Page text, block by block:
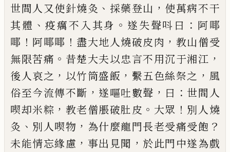
世間人又使針燒灸 、 採藥登山 ， 使萬病不干
其體 、疫癘不入其身 。 遂失聲呌曰 ： 阿㖿
㖿 ！ 阿㖿㖿 ！ 盡大地人燒破皮肉 ， 教山僧受
無限苦痛 。 昔楚大夫以忠言不用沉于湘江 ，
後人哀之 ， 以竹筒盛飯 ， 繫五色絲祭之 ， 風
俗至今流傳不斷 ， 遂嘔吐數聲 ， 曰 ： 世間人
喫却米粽 ， 教老僧脹破肚皮 。 大眾 ！ 別人燒
灸 、 別人喫物 ， 為什麼龍門長老受痛受飽 ？
未能情忘緣慮 ， 事出見聞 ， 於此門中遂為戲